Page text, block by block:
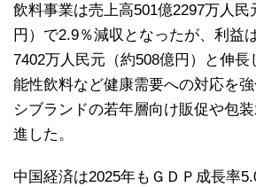
飲料事業は売上高501億2297万人民
円）で2.9％減収となったが、利益
7402万人民元（約508億円）と伸
能性飲料など健康需要への対応を
シブランドの若年層向け販促や包
進した。
中国経済は2025年もＧＤＰ成長率